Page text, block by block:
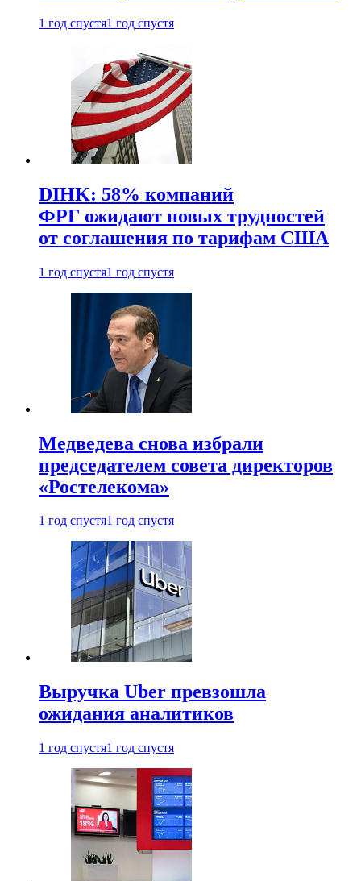
1 год спустя1 год спустя
DIHK: 58% компаний
ФРГ ожидают новых трудностей
от соглашения по тарифам США
1 год спустя1 год спустя
Медведева снова избрали
председателем совета директоров
«Ростелекома»
1 год спустя1 год спустя
Выручка Uber превзошла
ожидания аналитиков
1 год спустя1 год спустя